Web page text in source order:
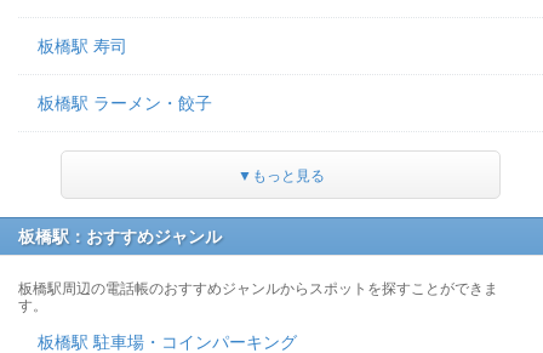
板橋駅 寿司
板橋駅 ラーメン・餃子
▼もっと見る
板橋駅：おすすめジャンル
板橋駅周辺の電話帳のおすすめジャンルからスポットを探すことができま
す。
板橋駅 駐車場・コインパーキング